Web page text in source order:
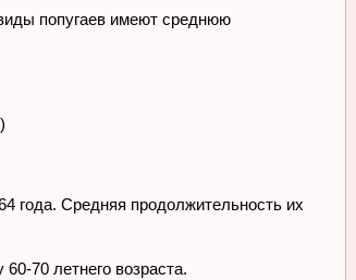
попугаев имеют среднюю
года. Средняя продолжительность их
70 летнего возраста.